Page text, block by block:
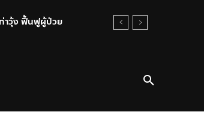
ง ฟื้นฟูผู้ป่วย
วามน่าเชื่อถือใน